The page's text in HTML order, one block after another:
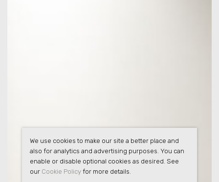
We use cookies to make our site a better place and
also for analytics and advertising purposes. You can
enable or disable optional cookies as desired. See
our Cookie Policyfor more details.